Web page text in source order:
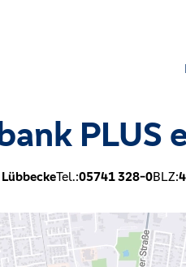
PLUS
LübbeckeTel.:05741 328-0BLZ: